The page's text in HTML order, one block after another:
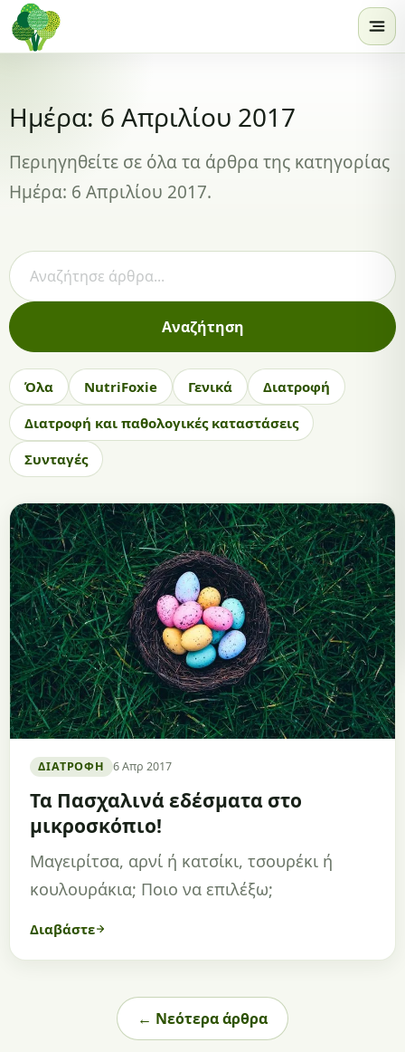
Skip to content
Ημέρα: 6 Απριλίου 2017
Περιηγηθείτε σε όλα τα άρθρα της κατηγορίας
Ημέρα: 6 Απριλίου 2017.
Αναζήτηση άρθρων
Αναζήτηση
Όλα NutriFoxie Γενικά
Διατροφή
Διατροφή και παθολογικές καταστάσεις
Συνταγές
ΔΙΑΤΡΟΦΉ 6 Απρ 2017
Τα Πασχαλινά εδέσματα στο
μικροσκόπιο!
Μαγειρίτσα, αρνί ή κατσίκι, τσουρέκι ή
κουλουράκια; Ποιο να επιλέξω;
Διαβάστε
← Νεότερα άρθρα